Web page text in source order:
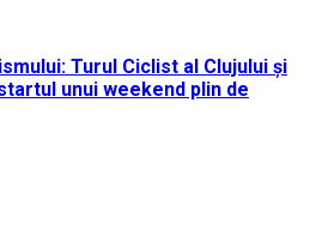
Turul Ciclist al Clujului și
unui weekend plin de